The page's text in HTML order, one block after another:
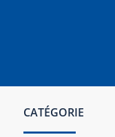
CATÉGORIE